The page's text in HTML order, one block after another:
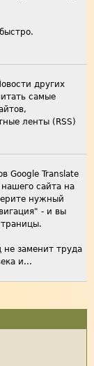
других
самые
ленты (RSS)
Google Translate
сайта на
нужный
- и вы
заменит труда
и...